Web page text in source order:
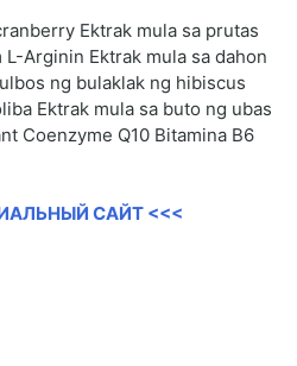
Ektrak mula sa prutas
Arginin Ektrak mula sa dahon
ng bulaklak ng hibiscus
Ektrak mula sa buto ng ubas
Coenzyme Q10 Bitamina B6
САЙТ <<<